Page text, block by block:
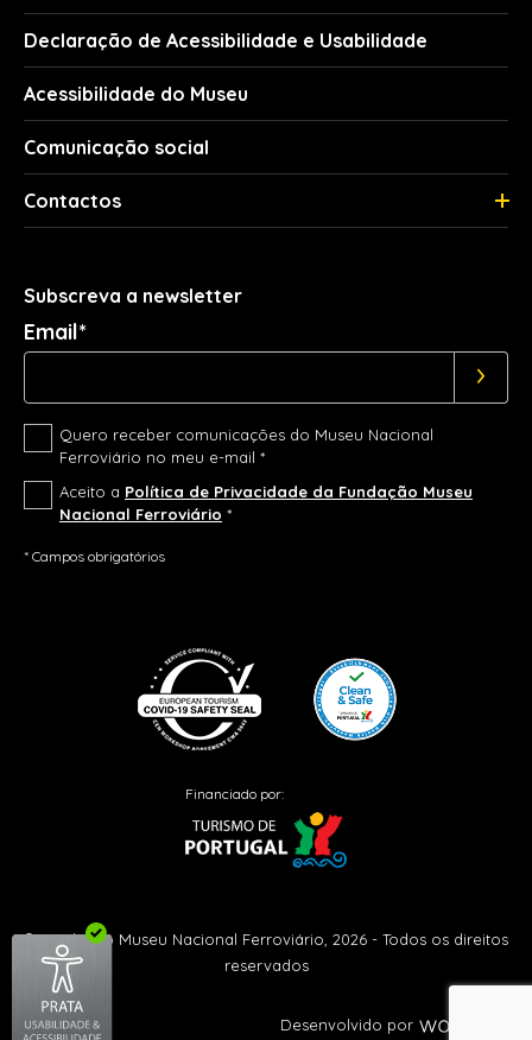
Declaração de Acessibilidade e Usabilidade
Acessibilidade do Museu
Comunicação social
Contactos
Subscreva a newsletter
Email*
Quero receber comunicações do Museu Nacional
Ferroviário no meu e-mail *
Aceito a Política de Privacidade da Fundação Museu
Nacional Ferroviário *
* Campos obrigatórios
Financiado por:
© Fundação Museu Nacional Ferroviário, 2026 - Todos os direitos
reservados
Desenvolvido por